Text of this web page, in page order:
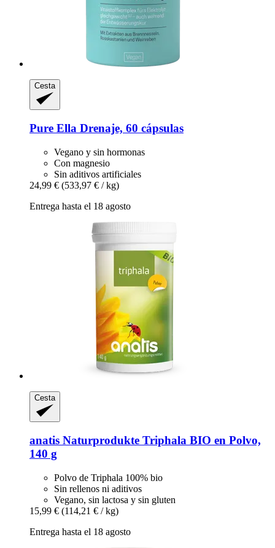
Cesta
Pure Ella Drenaje, 60 cápsulas
Vegano y sin hormonas
Con magnesio
Sin aditivos artificiales
24,99 € (533,97 € / kg)
Entrega hasta el 18 agosto
Cesta
anatis Naturprodukte Triphala BIO en Polvo,
140 g
Polvo de Triphala 100% bio
Sin rellenos ni aditivos
Vegano, sin lactosa y sin gluten
15,99 € (114,21 € / kg)
Entrega hasta el 18 agosto